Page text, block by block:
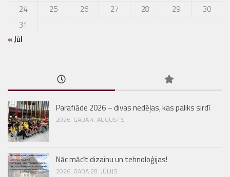
24
25 26 27 28 29
30
31
« Jūl
Parafiāde 2026 – divas nedēļas, kas paliks sirdī
2026. GADA 4. AUGUSTS
Nāc mācīt dizainu un tehnoloģijas!
2026. GADA 28. JŪLIJS